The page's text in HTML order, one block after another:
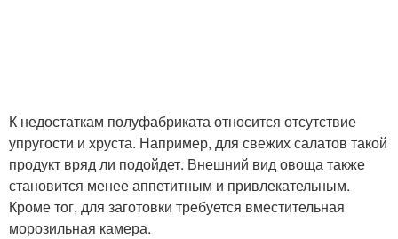
К недостаткам полуфабриката относится отсутствие
упругости и хруста. Например, для свежих салатов такой
продукт вряд ли подойдет. Внешний вид овоща также
становится менее аппетитным и привлекательным.
Кроме тог, для заготовки требуется вместительная
морозильная камера.